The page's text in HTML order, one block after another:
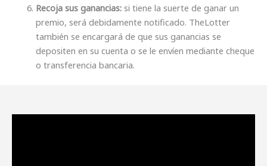
Recoja sus ganancias: si tiene la suerte de ganar un
premio, será debidamente notificado. TheLotter
también se encargará de que sus ganancias se
depositen en su cuenta o se le envíen mediante cheque
o transferencia bancaria.